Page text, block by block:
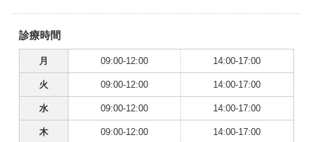
診療時間
月 09:00-12:00 14:00-17:00
火 09:00-12:00 14:00-17:00
水 09:00-12:00 14:00-17:00
木 09:00-12:00 14:00-17:00